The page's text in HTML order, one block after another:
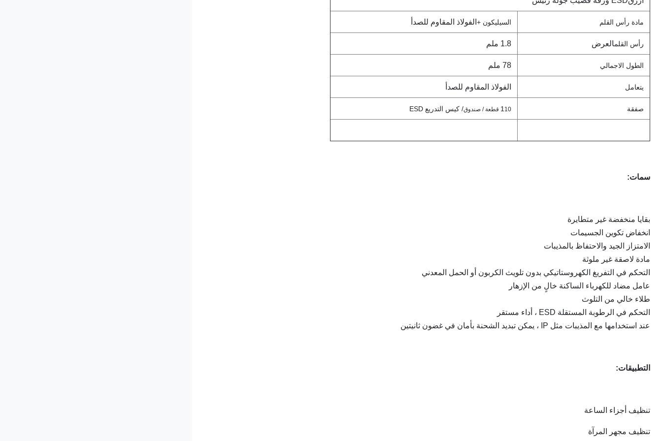
مادة رأس القلم السيليكون + الفولاذ المقاوم للصدأ
رأس القلمالعرض 1.8 ملم
الطول الاجمالي 78 ملم
يتعامل الفولاذ المقاوم للصدأ
صفقة 1 10 قطعة / صندوق / كيس التدريع ESD
سمات:
بقايا منخفضة غير متطايرة
انخفاض تكوين الجسيمات
الامتزاز الجيد والاحتفاظ بالمذيبات
مادة لاصقة غير ملوثة
التحكم في التفريغ الكهروستاتيكي بدون تلويث الكربون أو الحمل المعدني
عامل مضاد للكهرباء الساكنة خالٍ من الإزهار
طلاء خالي من التلوث
التحكم في الرطوبة المستقلة ESD ، أداء مستقر
عند استخدامها مع المذيبات مثل IP ، يمكن تبديد الشحنة بأمان في غضون ثانيتين
التطبيقات:
تنظيف أجزاء الساعة
تنظيف مجهر المرآة